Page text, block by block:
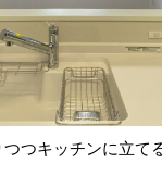
つキッチンに立て